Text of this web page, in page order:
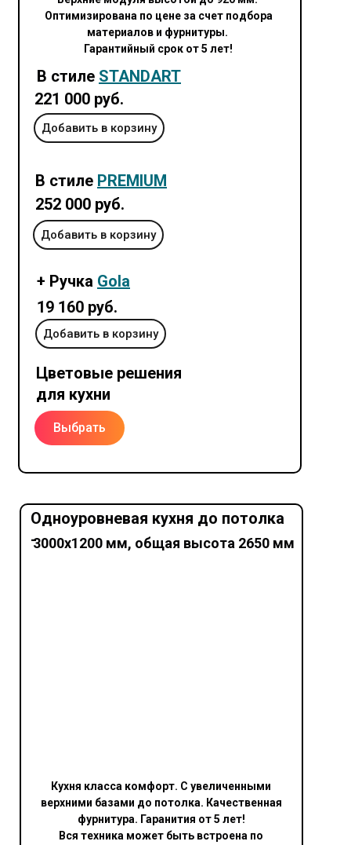
Цветовые решения
для кухни
Выбрать
+ Ручка Gola
Добавить в корзину
19 160 руб.
Оптимизирована по цене за счет подбора
материалов и фурнитуры.
Гарантийный срок от 5 лет!
В стиле STANDART
Добавить в корзину
221 000 руб.
В стиле PREMIUM
Добавить в корзину
252 000 руб.
3000х1200 мм, общая высота 2650 мм
Кухня класса комфорт. С увеличенными
верхними базами до потолка. Качественная
фурнитура. Гаранития от 5 лет!
Вся техника может быть встроена по
Одноуровневая кухня до потолка
-